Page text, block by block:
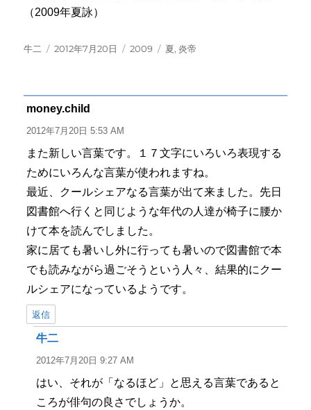
（2009年夏詠）
投
牛二
投
2012年7月20日
カ
2009
タ
夏,炎帝
money.child
り:
2012年7月20日 5:53 AM
また新しい言葉です。１７文字にいろいろ表現する
ためにいろんな言葉が使われますね。
最近、クールシェアなる言葉が出て来ました。先日
図書館へ行くと同じような年代の人達が椅子に腰か
けて本を読んでしました。
家に居ても暑いし外に行っても暑いので図書館で本
でも読みながら過ごそうという人々、結果的にクー
ルシェアになっているようです。
返信
牛二よ
り:
2012年7月20日 9:27 AM
はい、それが「なるほど」と思える言葉であると
ころが俳句の良さでしょうか。